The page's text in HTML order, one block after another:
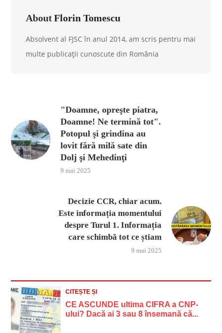
About Florin Tomescu
Absolvent al FJSC în anul 2014, am scris pentru mai
multe publicații cunoscute din România
"Doamne, opreşte piatra,
Doamne! Ne termină tot".
Potopul şi grindina au
lovit fără milă sate din
Dolj şi Mehedinţi
9 mai 2025
Decizie CCR, chiar acum.
Este informația momentului
despre Turul 1. Informația
care schimbă tot ce știam
9 mai 2025
CITEȘTE ȘI
CE ASCUNDE ultima CIFRA a CNP-
ului? Dacă ai 3 sau 8 însemană că...